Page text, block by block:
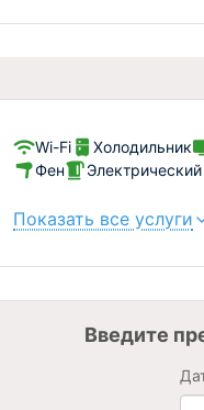
Wi-Fi Холодильник
Фен
Показать все услуги
Введите